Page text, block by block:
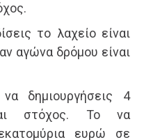
το λαχείο είναι
αγώνα δρόμου είναι
δημιουργήσεις 4
στόχος. Το να
ευρώ σε